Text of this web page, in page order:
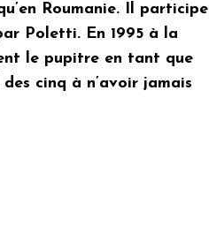
Roumanie. Il participe
Poletti. En 1995 à la
le pupitre en tant que
cinq à n’avoir jamais